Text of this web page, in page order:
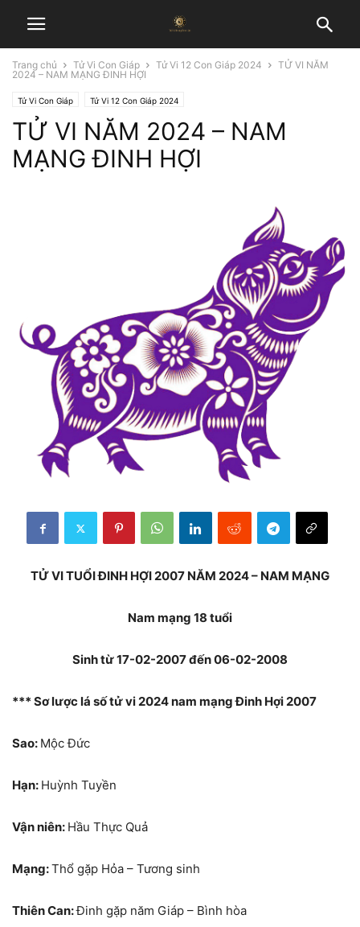
Trang chủ Tử Vi Con Giáp Tử Vi 12 Con Giáp 2024
TỬ VI NĂM
2024 – NAM MẠNG ĐINH HỢI
Tử Vi Con Giáp Tử Vi 12 Con Giáp 2024
TỬ VI NĂM 2024 – NAM
MẠNG ĐINH HỢI
TỬ VI TUỔI ĐINH HỢI 2007 NĂM 2024 – NAM MẠNG
Nam mạng 18 tuổi
Sinh từ 17-02-2007 đến 06-02-2008
*** Sơ lược lá số tử vi 2024 nam mạng Đinh Hợi 2007
Sao: Mộc Đức
Hạn: Huỳnh Tuyền
Vận niên: Hầu Thực Quả
Mạng:Thổ gặp Hỏa – Tương sinh
Thiên Can:Đinh gặp năm Giáp – Bình hòa